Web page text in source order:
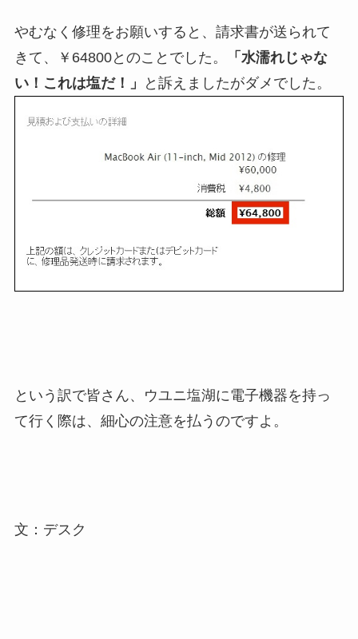
やむなく修理をお願いすると、請求書が送られて
きて、￥64800とのことでした。
「水濡れじゃな
い！これは塩だ！」
と訴えましたがダメでした。
という訳で皆さん、ウユニ塩湖に電子機器を持っ
て行く際は、細心の注意を払うのですよ。
文：デスク